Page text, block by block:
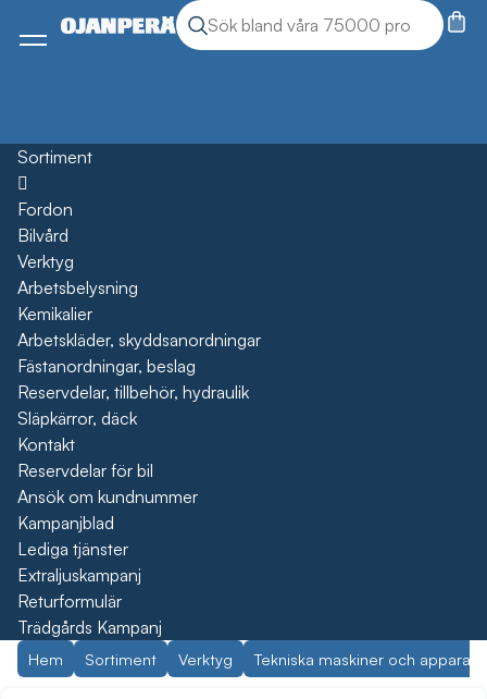
Sök produkter
Sök
Meny
Sortiment
Öppna
Fordon
Bilvård
Verktyg
Arbetsbelysning
Kemikalier
Arbetskläder, skyddsanordningar
Fästanordningar, beslag
Reservdelar, tillbehör, hydraulik
Släpkärror, däck
Kontakt
Reservdelar för bil
Ansök om kundnummer
Kampanjblad
Lediga tjänster
Extraljuskampanj
Returformulär
Trädgårds Kampanj
Hem Sortiment Verktyg Tekniska maskiner och